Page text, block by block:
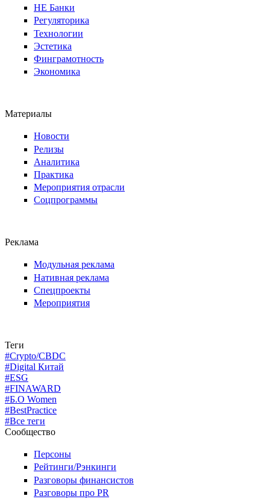
НЕ Банки
Регуляторика
Технологии
Эстетика
Финграмотность
Экономика
Материалы
Новости
Релизы
Аналитика
Практика
Мероприятия отрасли
Соцпрограммы
Реклама
Модульная реклама
Нативная реклама
Спецпроекты
Мероприятия
Теги
#Crypto/CBDC
#Digital Китай
#ESG
#FINAWARD
#Б.О Women
#BestPractice
#Все теги
Сообщество
Персоны
Рейтинги/Рэнкинги
Разговоры финансистов
Разговоры про PR